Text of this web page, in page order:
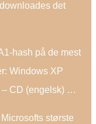
det
hash på de mest
Windows XP
– CD (engelsk) …
største